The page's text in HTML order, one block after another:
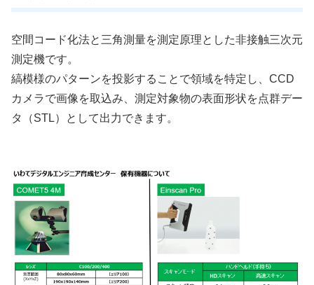
空間コード化法と三角測量を測定原理とした非接触三次元
測定機です。
縞模様のパターンを投影することで領域を特定し、CCD
カメラで画像を取込み、測定対象物の表面形状を点群デー
タ（STL）として出力できます。